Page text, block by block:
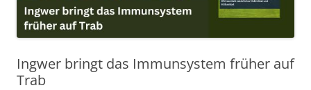
Ingwer bringt das Immunsystem früher auf
Trab